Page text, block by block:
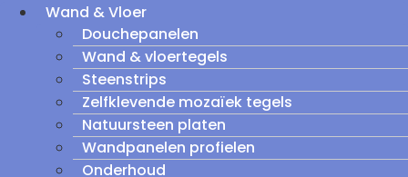
Wand & Vloer
Douchepanelen
Wand & vloertegels
Steenstrips
Zelfklevende mozaïek tegels
Natuursteen platen
Wandpanelen profielen
Onderhoud